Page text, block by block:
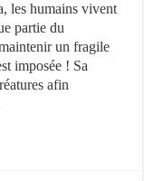
les humains vivent
partie du
un fragile
imposée ! Sa
afin